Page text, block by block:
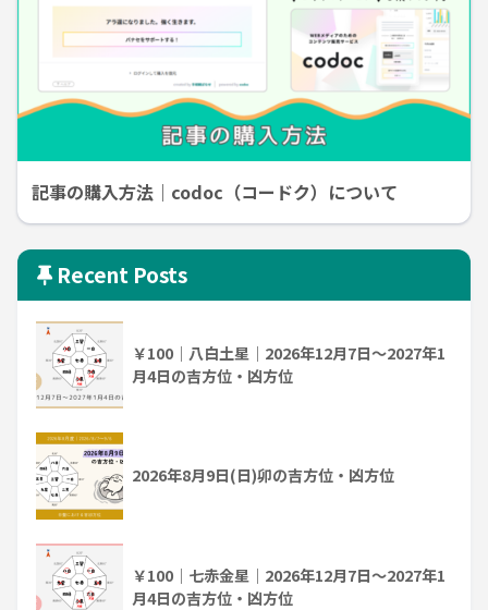
記事の購入方法｜codoc（コードク）について
Recent Posts
￥100｜八白土星｜2026年12月7日～2027年1
月4日の吉方位・凶方位
2026年8月9日(日)卯の吉方位・凶方位
￥100｜七赤金星｜2026年12月7日～2027年1
月4日の吉方位・凶方位